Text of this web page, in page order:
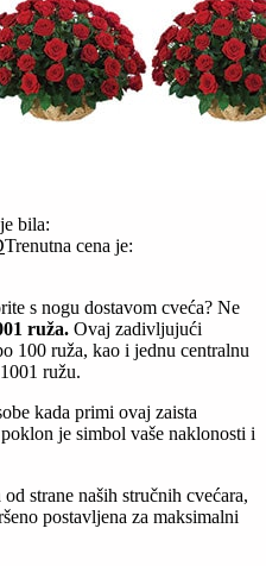
bila:
Trenutna cena je:
s nogu dostavom cveća? Ne
ruža. Ovaj zadivljujući
100 ruža, kao i jednu centralnu
ružu.
kada primi ovaj zaista
je simbol vaše naklonosti i
strane naših stručnih cvećara,
postavljena za maksimalni